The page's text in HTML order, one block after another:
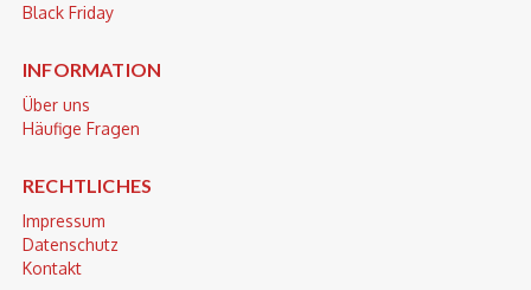
Black Friday
INFORMATION
Über uns
Häufige Fragen
RECHTLICHES
Impressum
Datenschutz
Kontakt